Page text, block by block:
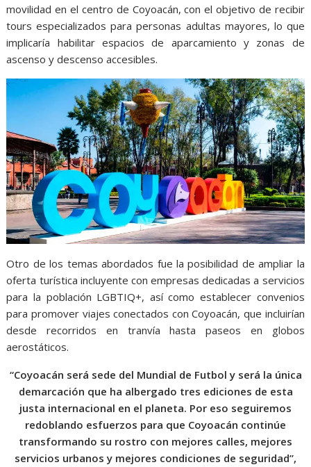
movilidad en el centro de Coyoacán, con el objetivo de recibir
tours especializados para personas adultas mayores, lo que
implicaría habilitar espacios de aparcamiento y zonas de
ascenso y descenso accesibles.
Otro de los temas abordados fue la posibilidad de ampliar la
oferta turística incluyente con empresas dedicadas a servicios
para la población LGBTIQ+, así como establecer convenios
para promover viajes conectados con Coyoacán, que incluirían
desde recorridos en tranvía hasta paseos en globos
aerostáticos.
“Coyoacán será sede del Mundial de Futbol y será la única
demarcación que ha albergado tres ediciones de esta
justa internacional en el planeta. Por eso seguiremos
redoblando esfuerzos para que Coyoacán continúe
transformando su rostro con mejores calles, mejores
servicios urbanos y mejores condiciones de seguridad”,